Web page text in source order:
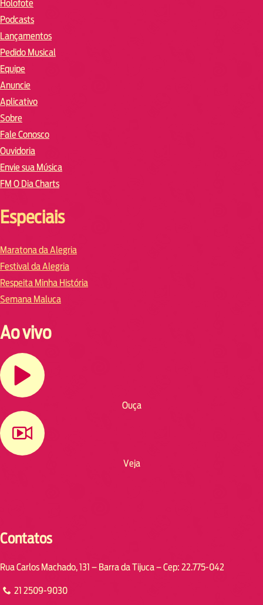
Holofote
Podcasts
Lançamentos
Pedido Musical
Equipe
Anuncie
Aplicativo
Sobre
Fale Conosco
Ouvidoria
Envie sua Música
FM O Dia Charts
Especiais
Maratona da Alegria
Festival da Alegria
Respeita Minha História
Semana Maluca
Ao vivo
Ouça
Veja
Contatos
Rua Carlos Machado, 131 – Barra da Tijuca – Cep: 22.775-042
21 2509-9030